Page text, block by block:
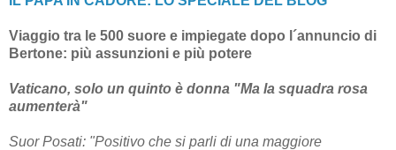
Viaggio tra le 500 suore e impiegate dopo l´annuncio di
Bertone: più assunzioni e più potere
Vaticano, solo un quinto è donna "Ma la squadra rosa
aumenterà"
Suor Posati: "Positivo che si parli di una maggiore